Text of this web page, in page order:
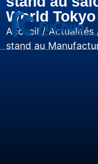
World Tokyo
Accueil/Actualités
stand au